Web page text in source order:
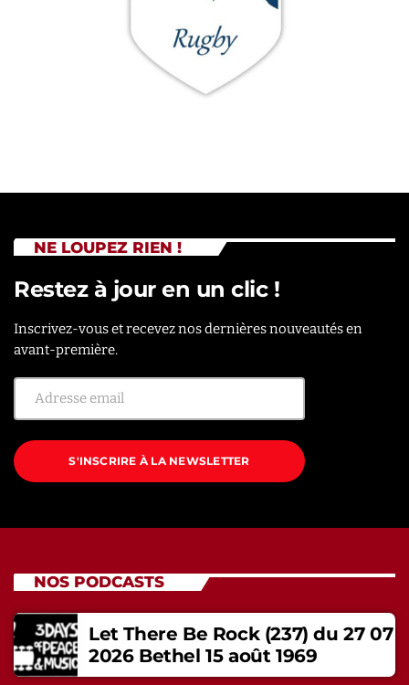
NE LOUPEZ RIEN !
Restez à jour en un clic !
Inscrivez-vous et recevez nos dernières nouveautés en
avant-première.
S'INSCRIRE À LA NEWSLETTER
NOS PODCASTS
Let There Be Rock (237) du 27 07
2026 Bethel 15 août 1969